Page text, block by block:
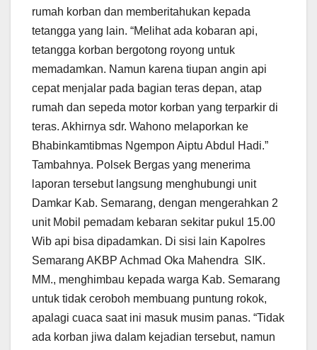
rumah korban dan memberitahukan kepada
tetangga yang lain. “Melihat ada kobaran api,
tetangga korban bergotong royong untuk
memadamkan. Namun karena tiupan angin api
cepat menjalar pada bagian teras depan, atap
rumah dan sepeda motor korban yang terparkir di
teras. Akhirnya sdr. Wahono melaporkan ke
Bhabinkamtibmas Ngempon Aiptu Abdul Hadi.”
Tambahnya. Polsek Bergas yang menerima
laporan tersebut langsung menghubungi unit
Damkar Kab. Semarang, dengan mengerahkan 2
unit Mobil pemadam kebaran sekitar pukul 15.00
Wib api bisa dipadamkan. Di sisi lain Kapolres
Semarang AKBP Achmad Oka Mahendra SIK.
MM., menghimbau kepada warga Kab. Semarang
untuk tidak ceroboh membuang puntung rokok,
apalagi cuaca saat ini masuk musim panas. “Tidak
ada korban jiwa dalam kejadian tersebut, namun